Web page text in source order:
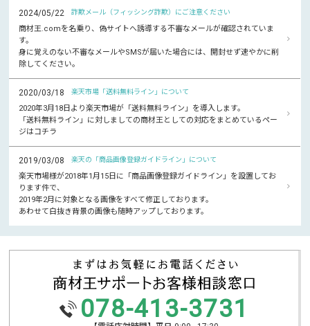
2024/05/22 詐欺メール（フィッシング詐欺）にご注意ください
商材王.comを名乗り、偽サイトへ誘導する不審なメールが確認されていま
す。
身に覚えのない不審なメールやSMSが届いた場合には、開封せず速やかに削
除してください。
2020/03/18 楽天市場「送料無料ライン」について
2020年3月18日より楽天市場が「送料無料ライン」を導入します。
「送料無料ライン」に対しましての商材王としての対応をまとめているペー
ジはコチラ
2019/03/08 楽天の「商品画像登録ガイドライン」について
楽天市場様が2018年1月15日に「商品画像登録ガイドライン」を設置してお
ります件で、
2019年2月に対象となる画像をすべて修正しております。
あわせて白抜き背景の画像も随時アップしております。
078-413-3731